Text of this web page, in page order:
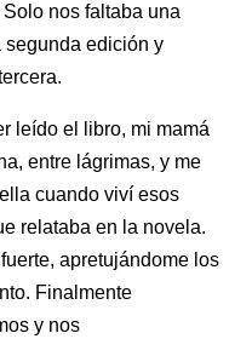
nos faltaba una
edición y
leído el libro, mi mamá
entre lágrimas, y me
cuando viví esos
relataba en la novela.
apretujándome los
Finalmente
y nos